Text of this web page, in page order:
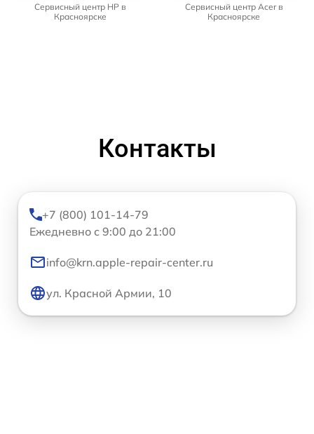
Сервисный центр HP в
Красноярске
Сервисный центр Acer в
Красноярске
Контакты
+7 (800) 101-14-79
Ежедневно с 9:00 до 21:00
info@krn.apple-repair-center.ru
ул. Красной Армии, 10